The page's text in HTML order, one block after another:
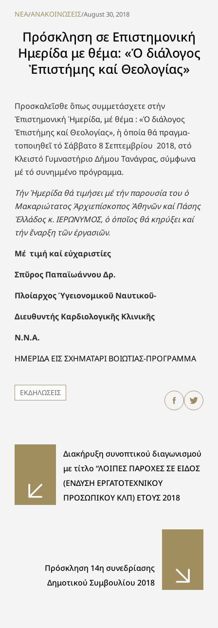
NEA/ΑΝΑΚΟΙΝΩΣΕΙΣ/August 30, 2018
Πρόσκληση σε Επιστημονική
Ημερίδα με θέμα: «Ὁ διάλογος
Ἐπιστήμης καί Θεολογίας»
Προσκαλεῖσθε ὃπως συμμετάσχετε στήν
Ἐπιστημονική Ἡμε­ρί­δα, μέ θέμα : «Ὁ διάλογος
Ἐπιστήμης καί Θεολογίας», ἡ ὁποία θά πραγ­μα­
τοποιηθεῖ τό Σάββατο 8 Σεπτεμβρίου 2018, στό
Κλειστό Γυμναστήριο Δήμου Τανάγρας, σύμφωνα
μέ τό συνημμένο πρόγραμμα.
Τήν Ἡμερίδα θά τιμήσει μέ τήν παρουσία του ὁ
Μακαριώ­τα­τος Ἀρχιεπίσκοπος Ἀθηνῶν καί Πάσης
Ἑλλάδος κ. ΙΕΡΩΝΥΜΟΣ, ὁ ὁποῖος θά κηρύξει καί
τήν ἔναρξη τῶν ἐργασιῶν.
Μέ τιμή καί εὐχαριστίες
Σπῦρος Παπαϊωάννου Δρ.
Πλοίαρχος Ὑγειονομικοῦ Ναυτικοῦ-
Διευθυντής Καρδιολογικῆς Κλινικῆς
Ν.Ν.Α.
ΗΜΕΡΙΔΑ ΕΙΣ ΣΧΗΜΑΤΑΡΙ ΒΟΙΩΤΙΑΣ-ΠΡΟΓΡΑΜΜΑ
ΕΚΔΗΛΩΣΕΙΣ
Διακήρυξη συνοπτικού διαγωνισμού
με τίτλο “ΛΟΙΠΕΣ ΠΑΡΟΧΕΣ ΣΕ ΕΙΔΟΣ
(ΕΝΔΥΣΗ ΕΡΓΑΤΟΤΕΧΝΙΚΟΥ
ΠΡΟΣΩΠΙΚΟΥ ΚΛΠ) ΕΤΟΥΣ 2018
Πρόσκληση 14η συνεδρίασης
Δημοτικού Συμβουλίου 2018